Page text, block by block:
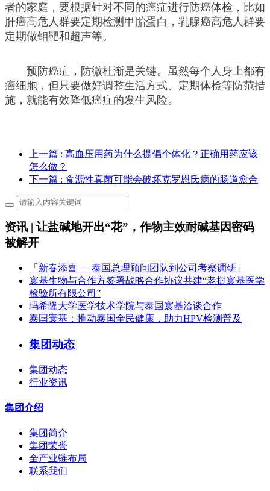
者的家庭，要根据针对不同的癌症进行防癌体检，比如
肝癌高危人群要定期检测甲胎蛋白，乳腺癌高危人群要
定期做钼靶和超声等。
预防癌症，防微杜渐是关键。虽然每个人身上都有
癌细胞，但只要做好调整生活方式、定期体检等防范措
施，就能有效降低癌症的发生风险。
上一篇 : 高血压用药为什么提倡个体化？正确用药应该
怎么做？
下一篇 : 食源性真菌可能会破坏克罗恩氏病的肠道愈合
资讯 | 让盐碱地开出“花”，作物主效耐碱基因密码
被解开
「新春添喜 — 泰国总理顾问团队到公司考察调研」
寰基生物与合作方签署战略合作协议共建“老挝寰基医学
检验所有限公司”
玛希隆大学医学技术学院与泰国寰基洽谈合作
泰国寰基：推动泰国全民健康，助力HPV检测普及
集团动态
集团动态
行业资讯
集团介绍
集团简介
集团荣誉
全产业链布局
联系我们